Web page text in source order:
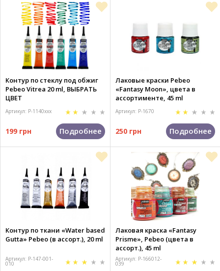
Контур по стеклу под обжиг
Pebeo Vitrea 20 ml, ВЫБРАТЬ
ЦВЕТ
Артикул: P-1140xxx
199 грн Подробнее
Лаковые краски Pebeo
«Fantasy Moon», цвета в
ассортименте, 45 ml
Артикул: P-1670
250 грн Подробнее
Контур по ткани «Water based
Gutta» Pebeo (в ассорт.), 20 ml
Артикул: P-147-001-
010
Лаковая краска «Fantasy
Prisme», Pebeo (цвета в
ассорт.), 45 ml
Артикул: P-166012-
039